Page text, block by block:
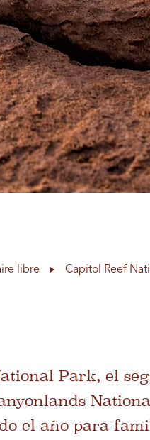
libre Capitol Reef
Park, el
el año para